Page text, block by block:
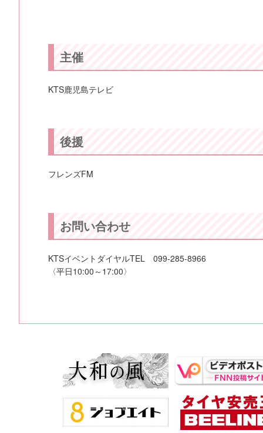
主催
KTS鹿児島テレビ
後援
フレンズFM
お問い合わせ
KTSイベントダイヤルTEL 099-285-8966
〈平日10:00～17:00〉